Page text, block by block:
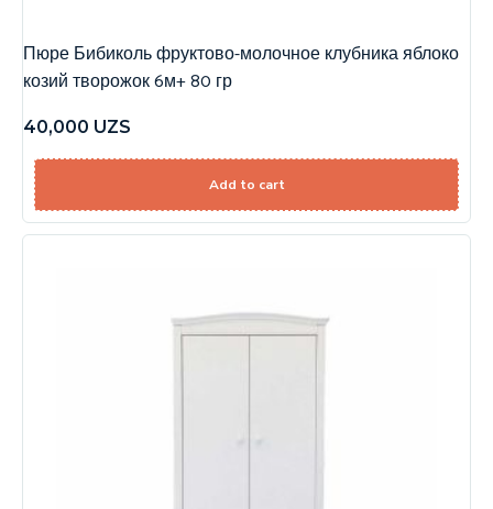
Пюре Бибиколь фруктово-молочное клубника яблоко
козий творожок 6м+ 80 гр
40,000 UZS
Add to cart